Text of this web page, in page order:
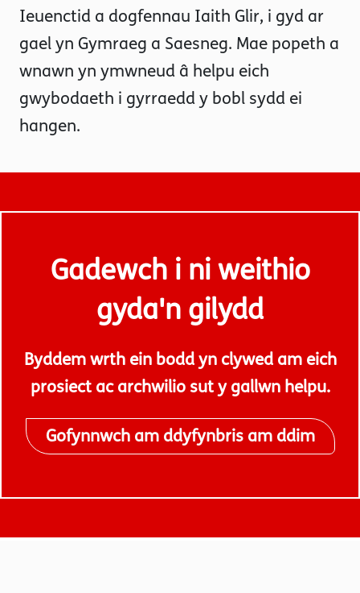
Ieuenctid a dogfennau Iaith Glir, i gyd ar
gael yn Gymraeg a Saesneg. Mae popeth a
wnawn yn ymwneud â helpu eich
gwybodaeth i gyrraedd y bobl sydd ei
hangen.
Gadewch i ni weithio
gyda'n gilydd
Byddem wrth ein bodd yn clywed am eich
prosiect ac archwilio sut y gallwn helpu.
Gofynnwch am ddyfynbris am ddim